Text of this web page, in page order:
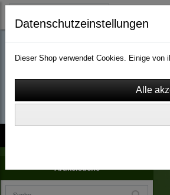
Artikelsuche
Datenschutzeinstellungen
Dieser Shop verwendet Cookies. Einige